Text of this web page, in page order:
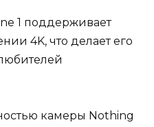
1 поддерживает
4K, что делает его
камеры Nothing